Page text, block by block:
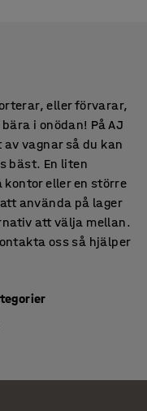
eller förvarar,
i onödan! På AJ
vagnar så du kan
bäst. En liten
eller en större
använda på lager
att välja mellan.
oss så hjälper